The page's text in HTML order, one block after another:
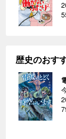
歴史のおす